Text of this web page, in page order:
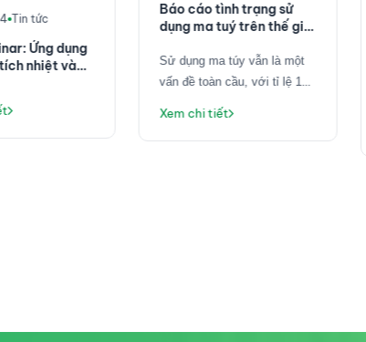
Tin tức
Ứng dụng
nhiệt và
tử
Báo cáo tình trạng sử
dụng ma tuý trên thế giới
Report 2023
Sử dụng ma túy vẫn là một
vấn đề toàn cầu, với tỉlệ 1
trong năm 2021(~296 triệu
được sử dụng rộng rãi, với
Xem chi tiết